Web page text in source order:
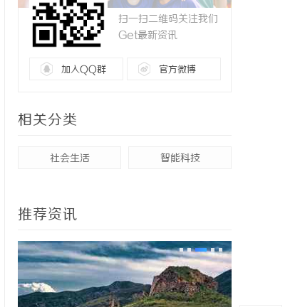
扫一扫二维码关注我们
Get最新资讯
加入QQ群 官方微博
相关分类
社会生活 智能科技
推荐资讯